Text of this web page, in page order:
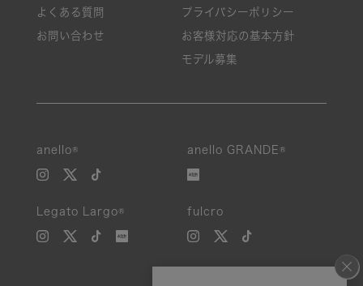
よくある質問
お問い合わせ
プライバシーポリシー
お客様対応の基本方針
モデル募集
anello® anello GRANDE®
Legato Largo® fulcro